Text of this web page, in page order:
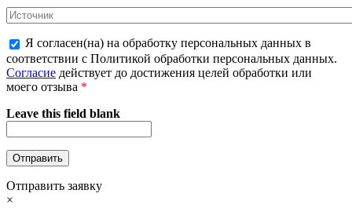
Я согласен(на) на обработку персональных данных в
соответствии с Политикой обработки персональных данных.
Согласие действует до достижения целей обработки или
моего отзыва *
Leave this field blank
Отправить заявку
×